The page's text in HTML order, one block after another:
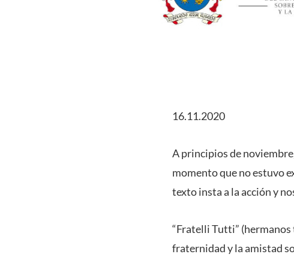
16.11.2020
A principios de
momento que no estuvo
texto insta a la acción y
“Fratelli Tutti” (hermanos
fraternidad y la amistad